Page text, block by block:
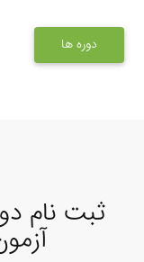
دوره ها
ثبت نام